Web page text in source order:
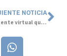
NOTICIA
Mhaite: la asistente virtual que apoya a los trabajadores en el plano de la Salud Mental